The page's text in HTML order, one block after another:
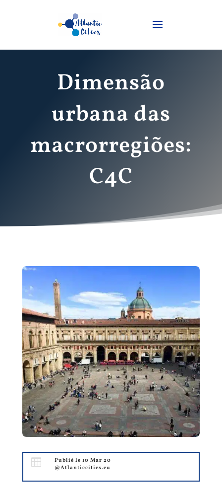
Dimensão
urbana das
macrorregiões:
C4C

Publié le 10 Mar 20
@Atlanticcities.eu